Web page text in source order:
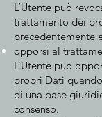
L’Utente può
trattamento dei
precedentemente
opporsi al
L’Utente può
propri Dati
di una base
consenso.